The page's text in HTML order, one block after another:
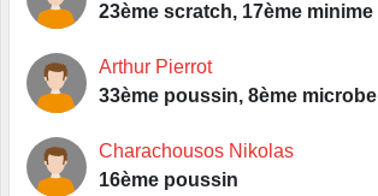
23ème scratch, 17ème minime
Arthur Pierrot
33ème poussin, 8ème microbe
Charachousos Nikolas
16ème poussin